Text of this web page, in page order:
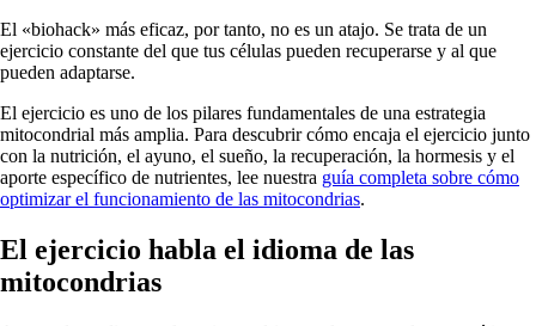
El «biohack» más eficaz, por tanto, no es un atajo. Se trata de un
ejercicio constante del que tus células pueden recuperarse y al que
pueden adaptarse.
El ejercicio es uno de los pilares fundamentales de una estrategia
mitocondrial más amplia. Para descubrir cómo encaja el ejercicio junto
con la nutrición, el ayuno, el sueño, la recuperación, la hormesis y el
aporte específico de nutrientes, lee nuestra guía completa sobre cómo
optimizar el funcionamiento de las mitocondrias.
El ejercicio habla el idioma de las
mitocondrias